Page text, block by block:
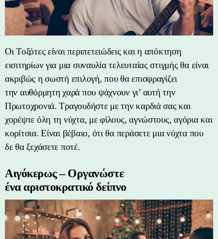
Οι Τοξότες είναι περιπετειώδεις και η απόκτηση
εισιτηρίων για μια συναυλία τελευταίας στιγμής θα είναι
ακριβώς η σωστή επιλογή, που θα επισφραγίζει
την αυθόρμητη χαρά που ψάχνουν γι’ αυτή την
Πρωτοχρονιά. Τραγουδήστε με την καρδιά σας και
χορέψτε όλη τη νύχτα, με φίλους, αγνώστους, αγόρια και
κορίτσια. Είναι βέβαιο, ότι θα περάσετε μια νύχτα που
δε θα ξεχάσετε ποτέ.
Αιγόκερως – Οργανώστε
ένα αριστοκρατικό δείπνο